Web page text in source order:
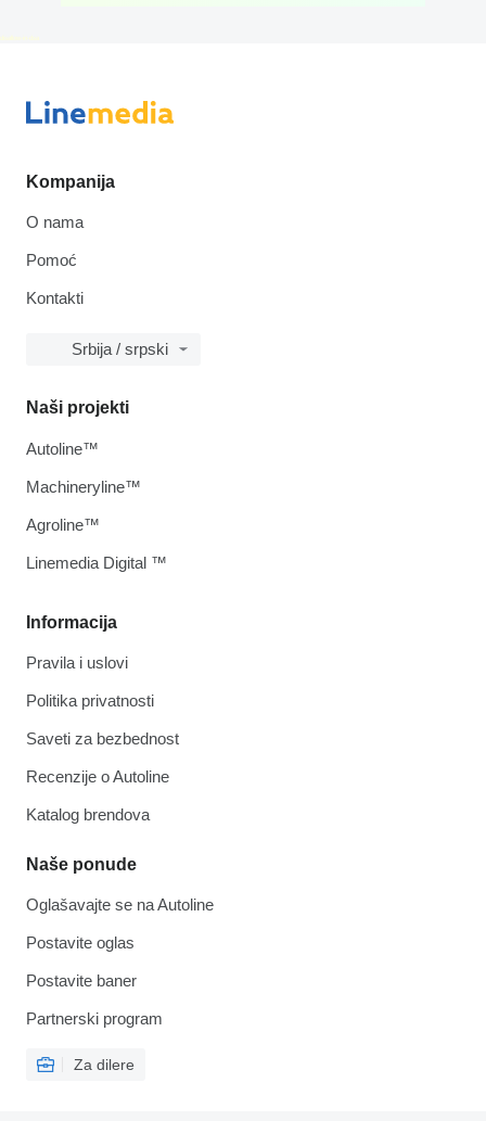
disallow-in-dsa
Kompanija
O nama
Pomoć
Kontakti
Srbija / srpski
Informacija
Pravila i uslovi
Politika privatnosti
Saveti za bezbednost
Recenzije o Autoline
Katalog brendova
Naše ponude
Oglašavajte se na Autoline
Postavite oglas
Postavite baner
Partnerski program
Za dilere
Naši projekti
Autoline™
Machineryline™
Agroline™
Linemedia Digital ™